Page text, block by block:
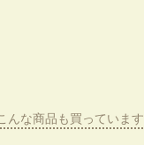
んな商品も買っています